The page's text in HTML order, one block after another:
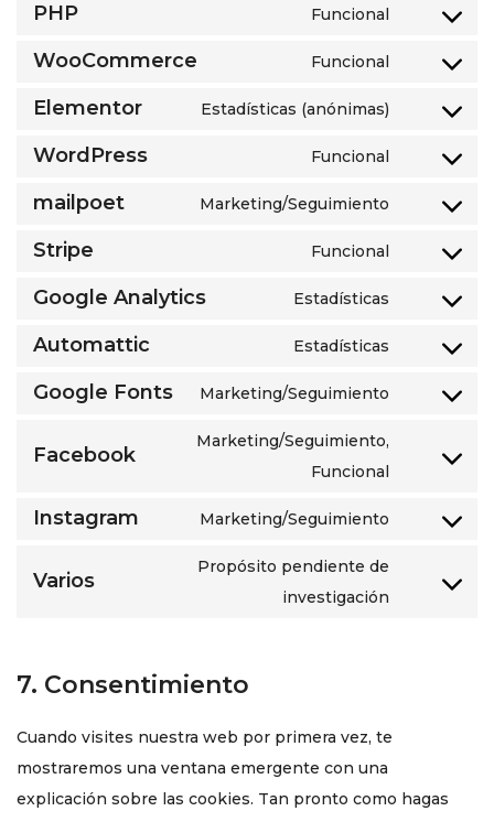
PHP Funcional
WooCommerce Funcional
Elementor Estadísticas (anónimas)
WordPress Funcional
mailpoet Marketing/Seguimiento
Stripe Funcional
Google Analytics Estadísticas
Automattic Estadísticas
Google Fonts Marketing/Seguimiento
Facebook
Marketing/Seguimiento,
Funcional
Instagram Marketing/Seguimiento
Varios
Propósito pendiente de
investigación
7. Consentimiento
Cuando visites nuestra web por primera vez, te
mostraremos una ventana emergente con una
explicación sobre las cookies. Tan pronto como hagas